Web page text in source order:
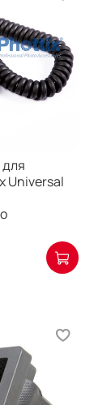
Universal